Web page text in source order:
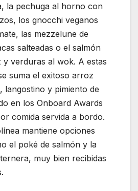
la pechuga al horno con
los gnocchi veganos
las mezzelune de
salteadas o el salmón
verduras al wok. A estas
suma el exitoso arroz
langostino y pimiento de
en los Onboard Awards
comida servida a bordo.
mantiene opciones
el poké de salmón y la
muy bien recibidas